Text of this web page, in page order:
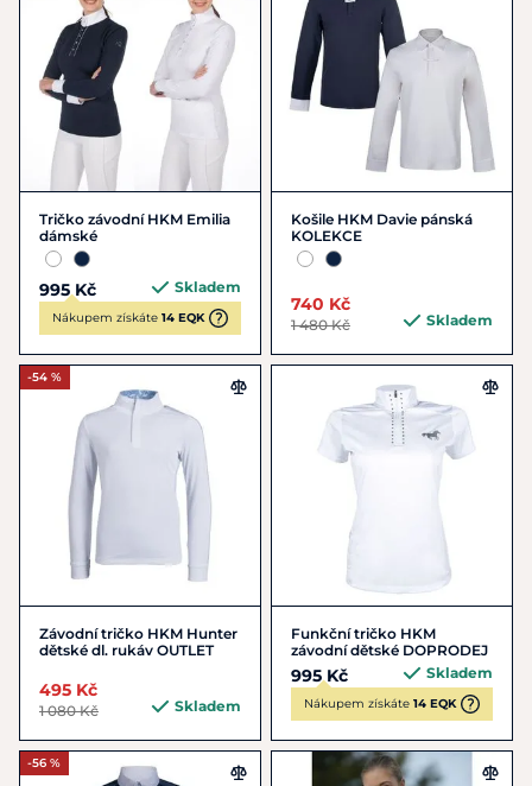
Tričko závodní HKM Emilia
dámské
995 Kč Skladem
Nákupem získáte 14 EQK
Košile HKM Davie pánská
KOLEKCE
740 Kč
1 480 Kč Skladem
-54 %
Závodní tričko HKM Hunter
dětské dl. rukáv OUTLET
495 Kč
1 080 Kč Skladem
Funkční tričko HKM
závodní dětské DOPRODEJ
995 Kč Skladem
Nákupem získáte 14 EQK
-56 %